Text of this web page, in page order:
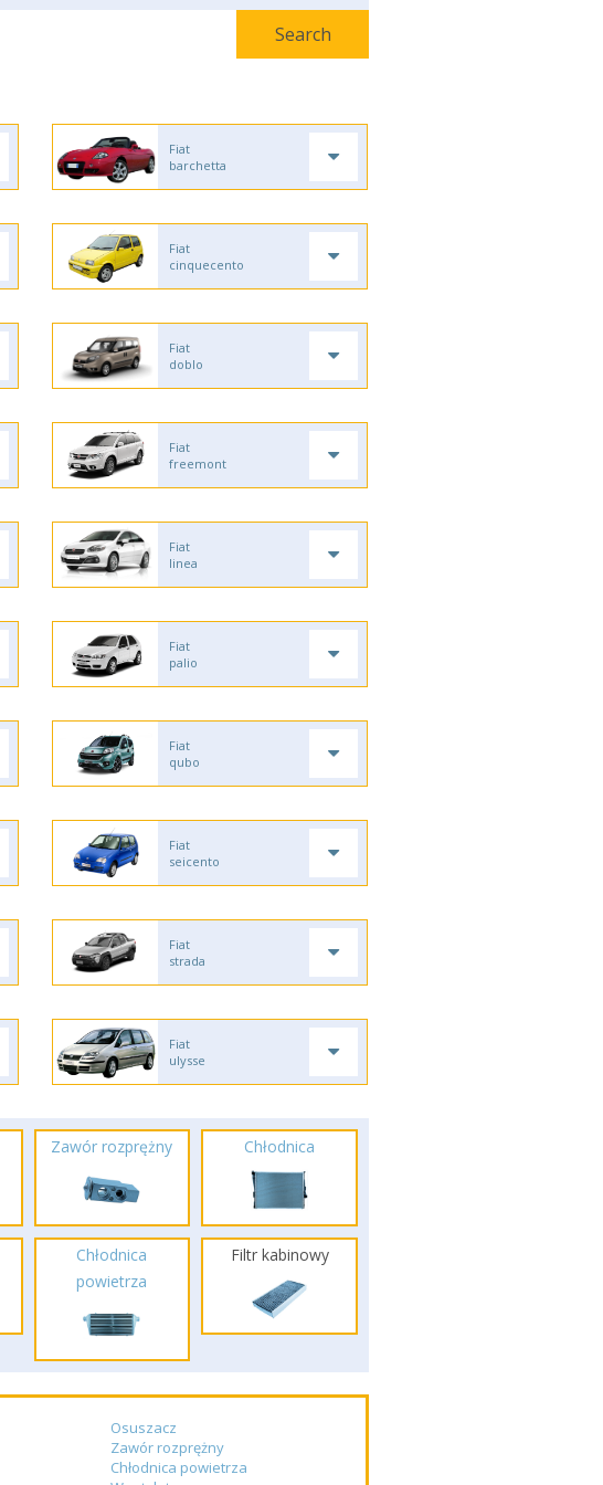
Fiat
barchetta
Fiat
cinquecento
Fiat
doblo
Fiat
freemont
Fiat
linea
Fiat
palio
Fiat
qubo
Fiat
seicento
Fiat
strada
Fiat
ulysse
Zawór rozprężny Chłodnica
Chłodnica
powietrza
Filtr kabinowy
Osuszacz
Zawór rozprężny
Chłodnica powietrza